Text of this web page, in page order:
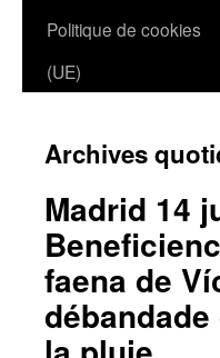
contenu
Politique de cookies
(UE)
Archives
Madrid 14
faena de